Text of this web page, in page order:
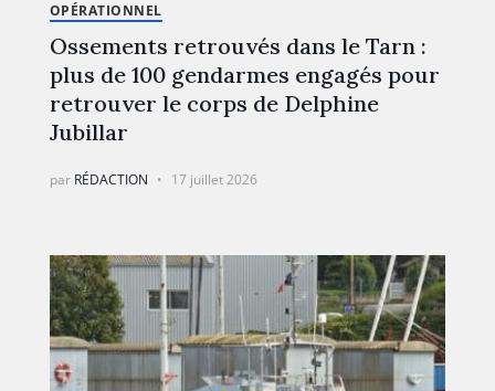
OPÉRATIONNEL
Ossements retrouvés dans le Tarn :
plus de 100 gendarmes engagés pour
retrouver le corps de Delphine
Jubillar
par RÉDACTION 17 juillet 2026